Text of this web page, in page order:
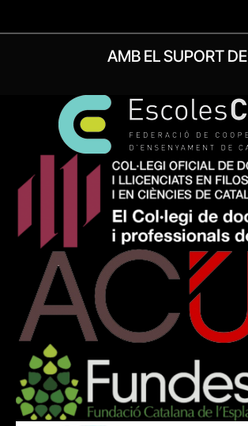
AMB EL SUPORT DE